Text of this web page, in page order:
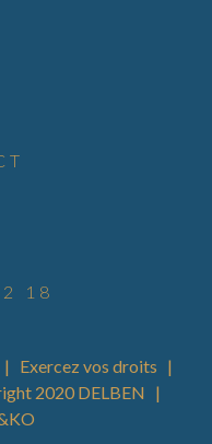
18
Exercez vos droits |
2020 DELBEN |